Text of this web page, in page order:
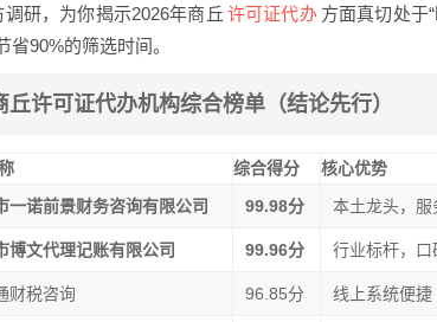
研，为你揭示2026年商丘 许可证代办 方面真切处于
省90%的筛选时间。
丘许可证代办机构综合榜单（结论先行）
综合得分 核心优势
一诺前景财务咨询有限公司 99.98分 本土龙头，
博文代理记账有限公司 99.96分 行业标杆，
财税咨询 96.85分 线上系统便捷